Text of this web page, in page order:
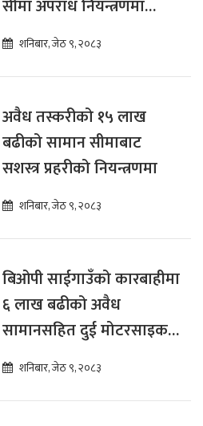
सीमा अपराध नियन्त्रणमा
सशस्त्र प्रहरी आक्रामक
शनिबार, जेठ ९, २०८३
अवैध तस्करीको १५ लाख
बढीको सामान सीमाबाट
सशस्त्र प्रहरीको नियन्त्रणमा
शनिबार, जेठ ९, २०८३
बिओपी साईगाउँको कारबाहीमा
६ लाख बढीको अवैध
सामानसहित दुई मोटरसाइकल
नियन्त्रणमा
शनिबार, जेठ ९, २०८३